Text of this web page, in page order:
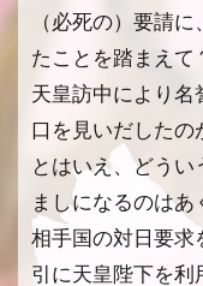
（必死の）要請
たことを踏まえて
天皇訪中により
口を見いだしたの
とはいえ、どう
ましになるのは
相手国の対日要求
引に天皇陛下を